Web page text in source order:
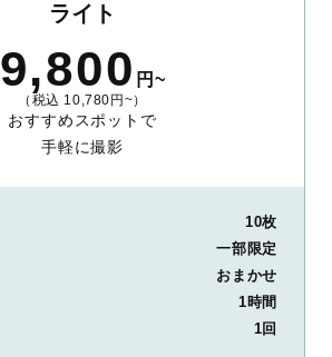
ライト
9,800 円~
（税込 10,780円~）
おすすめスポットで
手軽に撮影
10枚
一部限定
おまかせ
1時間
1回